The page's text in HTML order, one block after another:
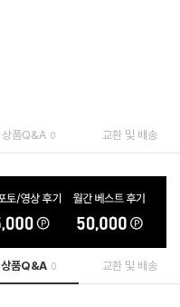
상품Q&A 0 교환 및 배송
상품Q&A 0 교환 및 배송